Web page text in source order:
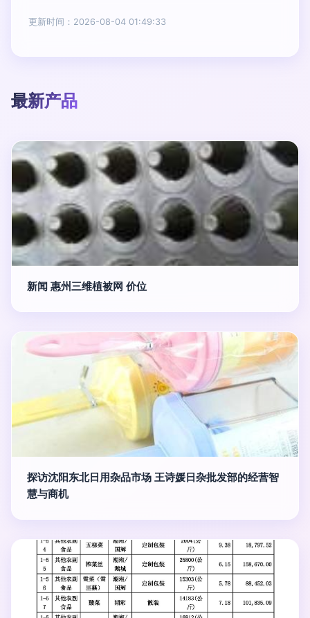
更新时间：2026-08-04 01:49:33
最新产品
新闻 惠州三维植被网 价位
探访沈阳东北日用杂品市场 王诗媛日杂批发部的经营智
慧与商机